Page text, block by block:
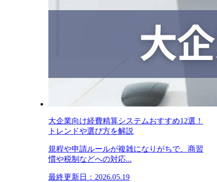
大企業向け経費精算システムおすすめ12選！
トレンドや選び方を解説
規程や申請ルールが複雑になりがちで、商習
慣や税制などへの対応...
最終更新日：2026.05.19